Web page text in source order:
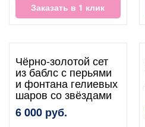
Заказать в 1 клик
Чёрно-золотой сет
из баблс с перьями
и фонтана гелиевых
шаров со звёздами
6 000 руб.